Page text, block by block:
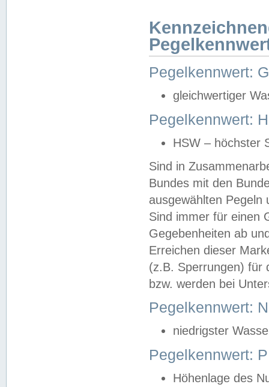
Pegelkennwert:
gleichwertiger
Pegelkennwert:
HSW – höchster
Sind in
Bundes mit den
ausgewählten
Sind immer für einen
Gegebenheiten ab
Erreichen dieser
(z.B. Sperrungen) für
bzw. werden bei
Pegelkennwert:
niedrigster
Pegelkennwert:
Höhenlage des